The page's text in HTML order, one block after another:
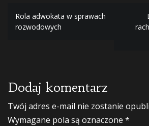
Nawigacja
wpisu
Rola adwokata w sprawach
rozwodowych
Dodaj komentarz
Twój adres e-mail nie zostanie
Wymagane pola są oznaczone *